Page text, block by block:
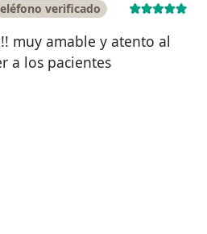
verificado
muy amable y atento al
a los pacientes